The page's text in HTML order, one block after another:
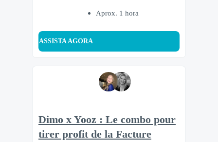
Aprox. 1 hora
ASSISTA AGORA
Dimo x Yooz : Le combo pour
tirer profit de la Facture